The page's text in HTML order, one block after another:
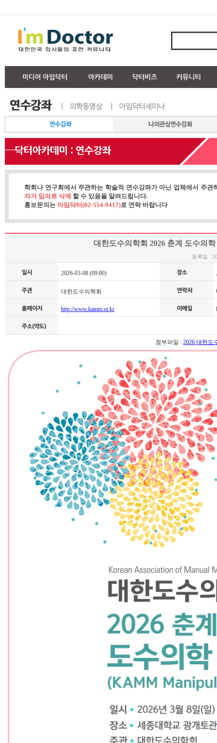
학회나 연구회에서 주관하는 학술적 연수강좌가 아닌 업체에서 주
자가 임의로 삭제 할 수 있음을 알려드립니다.
홍보문의는 아임닥터(02-554-9417)로 연락 바랍니다
대한도수의학회 2026 춘계 도수의
등록일 :
2026-03-08 (09:00)
대한도수의학회
http://www.kamm.or.kr
첨부파일 : 2026 대한도